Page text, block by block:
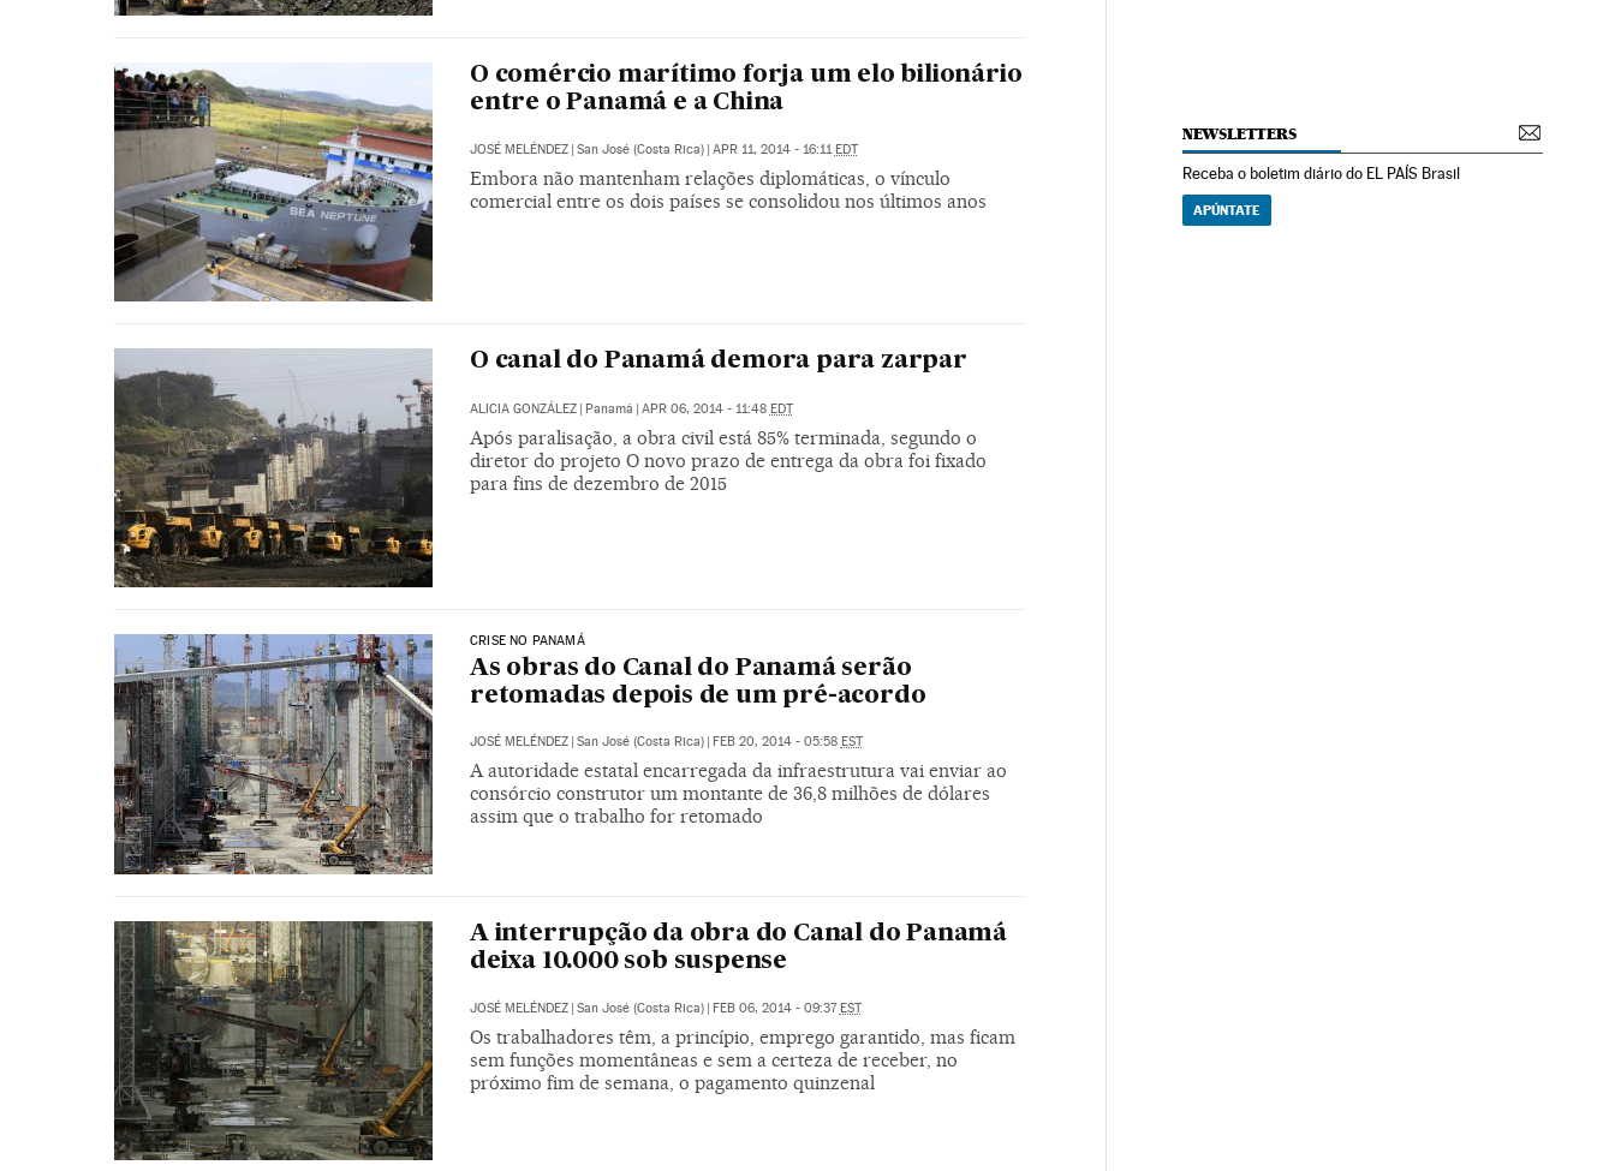
O comércio marítimo forja um elo bilionário
entre o Panamá e a China
JOSÉ MELÉNDEZ San José (Costa Rica) APR 11, 2014 - 16:11 EDT
Embora não mantenham relações diplomáticas, o vínculo
comercial entre os dois países se consolidou nos últimos anos
O canal do Panamá demora para zarpar
ALICIA GONZÁLEZ | Panamá | APR 06, 2014 - 11:48 EDT
Após paralisação, a obra civil está 85% terminada, segundo o
diretor do projeto O novo prazo de entrega da obra foi fixado
para fins de dezembro de 2015
CRISE NO PANAMÁ
As obras do Canal do Panamá serão
retomadas depois de um pré-acordo
JOSÉ MELÉNDEZ San José (Costa Rica) FEB 20, 2014 - 05:58 EST
A autoridade estatal encarregada da infraestrutura vai enviar ao
consórcio construtor um montante de 36,8 milhões de dólares
assim que o trabalho for retomado
A interrupção da obra do Canal do Panamá
deixa 10.000 sob suspense
JOSÉ MELÉNDEZ | San José (Costa Rica) | FEB 06, 2014 - 09:37EST
Os trabalhadores têm, a princípio, emprego garantido, mas ficam
sem funções momentâneas e sem a certeza de receber, no
próximo fim de semana, o pagamento quinzenal
NEWSLETTERS
Receba o boletim diário do EL PAÍS Brasil
APÚNTATE